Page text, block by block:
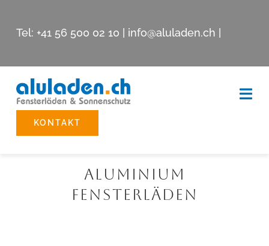
Tel: +41 56 500 02 10 info@aluladen.ch
KONTAKT
Aluminium
Fensterläden